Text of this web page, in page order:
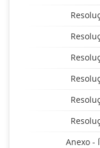
Anexo -